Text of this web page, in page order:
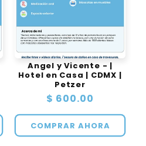
Angel y Vicente - |
Hotel en Casa | CDMX |
Petzer
Precio
habitual
$ 600.00
COMPRAR AHORA